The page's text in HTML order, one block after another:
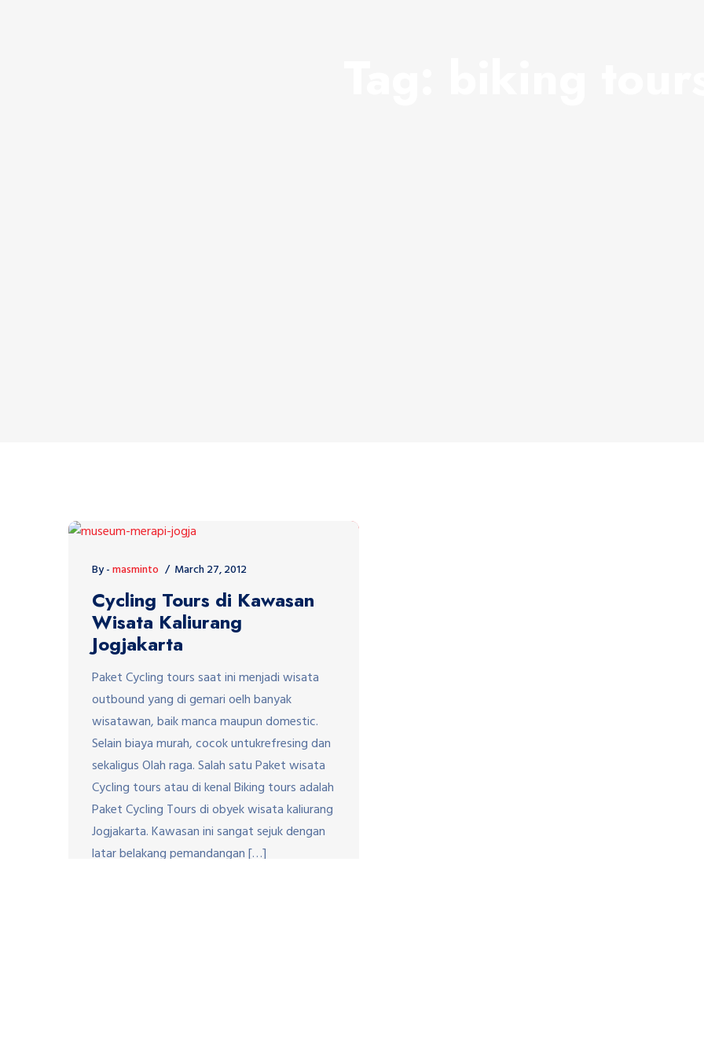
By -masminto March 27, 2012
Cycling Tours di Kawasan
Wisata Kaliurang
Jogjakarta
Paket Cycling tours saat ini menjadi wisata
outbound yang di gemari oelh banyak
wisatawan, baik manca maupun domestic.
Selain biaya murah, cocok untukrefresing dan
sekaligus Olah raga. Salah satu Paket wisata
Cycling tours atau di kenal Biking tours adalah
Paket Cycling Tours di obyek wisata kaliurang
Jogjakarta. Kawasan ini sangat sejuk dengan
latar belakang pemandangan […]